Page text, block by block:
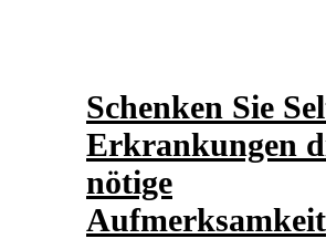
Schenken Sie
Erkrankungen
nötige
Aufmerksamkeit